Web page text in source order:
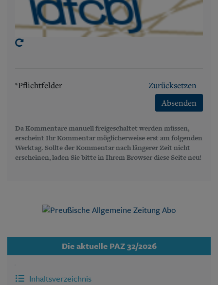
*Pflichtfelder
Zurücksetzen
Absenden
Da Kommentare manuell freigeschaltet werden müssen,
erscheint Ihr Kommentar möglicherweise erst am folgenden
Werktag. Sollte der Kommentar nach längerer Zeit nicht
erscheinen, laden Sie bitte in Ihrem Browser diese Seite neu!
Die aktuelle PAZ 32/2026
Inhaltsverzeichnis